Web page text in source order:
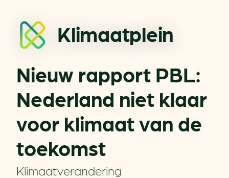
Klimaatplein
Nieuw rapport PBL:
Nederland niet klaar
voor klimaat van de
toekomst
Klimaatverandering